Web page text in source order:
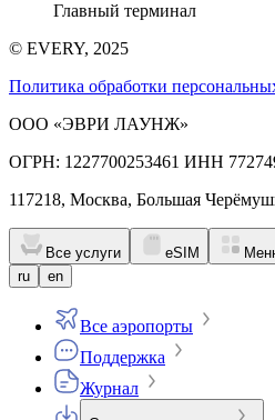
Главный терминал
© EVERY, 2025
Политика обработки
ООО «ЭВРИ ЛАУНЖ»
ОГРН: 1227700253461 ИНН
117218, Москва, Большая
Все услуги eSIM
ru
en
Все аэропорты
Поддержка
Журнал